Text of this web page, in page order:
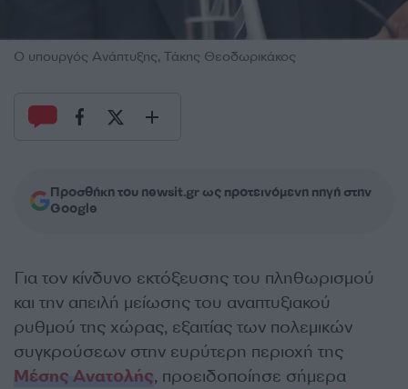
Ο υπουργός Ανάπτυξης, Τάκης Θεοδωρικάκος
Προσθήκη του newsit.gr ως προτεινόμενη πηγή στην
Google
Για τον κίνδυνο εκτόξευσης του πληθωρισμού
και την απειλή μείωσης του αναπτυξιακού
ρυθμού της χώρας, εξαιτίας των πολεμικών
συγκρούσεων στην ευρύτερη περιοχή της
Μέσης Ανατολής, προειδοποίησε σήμερα